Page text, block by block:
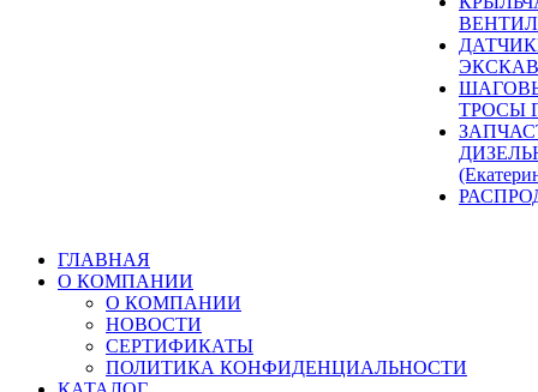
ТРОСЫ
ГЛАВНАЯ
О КОМПАНИИ
О КОМПАНИИ
НОВОСТИ
СЕРТИФИКАТЫ
ПОЛИТИКА КОНФИДЕНЦИАЛЬНОСТИ